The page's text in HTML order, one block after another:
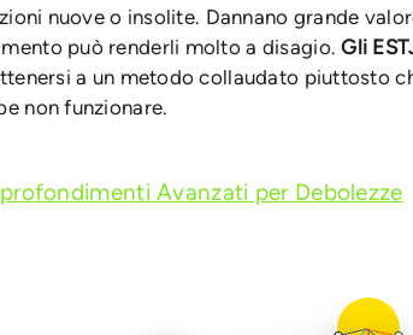
nuove o insolite. Dannano grande
può renderli molto a disagio.Gli
a un metodo collaudato piuttosto
non funzionare.
Avanzati per Debolezze